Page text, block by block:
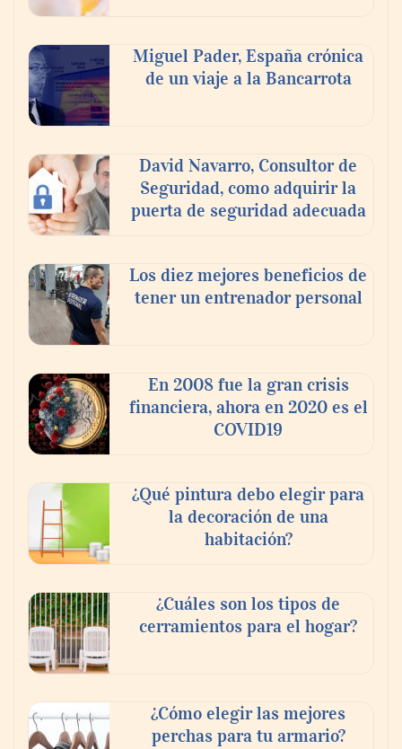
La luz roja, el nuevo aftersun, actúa en la
recuperación de la piel después del sol
Miguel Pader, España crónica
de un viaje a la Bancarrota
David Navarro, Consultor de
Seguridad, como adquirir la
puerta de seguridad adecuada
Los diez mejores beneficios de
tener un entrenador personal
En 2008 fue la gran crisis
financiera, ahora en 2020 es el
COVID19
¿Qué pintura debo elegir para
la decoración de una
habitación?
¿Cuáles son los tipos de
cerramientos para el hogar?
¿Cómo elegir las mejores
perchas para tu armario?